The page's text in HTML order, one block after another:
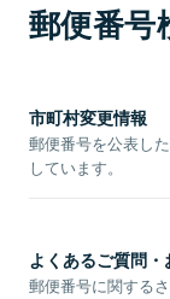
郵便番号
市町村変更情報
郵便番号を公表し
しています。
よくあるご質問
郵便番号に関する